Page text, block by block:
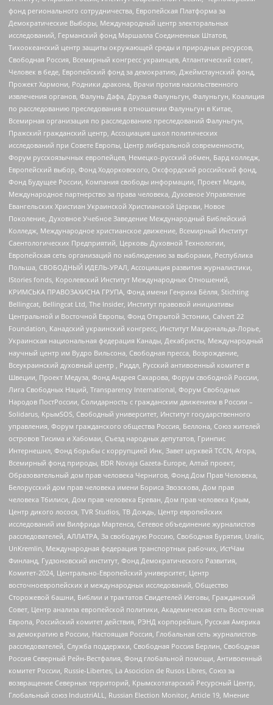
фонд регионального сотрудничества, Европейская Платформа за
Демократические Выборы, Международный центр электоральных
исследований, Германский фонд Маршалла Соединенных Штатов,
Тихоокеанский центр защиты окружающей среды и природных ресурсов,
Свободная Россия, Всемирный конгресс украинцев, Атлантический совет,
Человек в беде, Европейский фонд за демократию, Джеймстаунский фонд,
Прожект Хармони, Родники дракона, Врачи против насильственного
извлечения органов, Фалунь Дафа, Друзья Фалуньгун, Фалуньгун, Коалиция
по расследованию преследования в отношении Фалуньгун в Китае,
Всемирная организация по расследованию преследований Фалуньгун,
Пражский гражданский центр, Ассоциация школ политических
исследований при Совете Европы, Центр либеральной современности,
Форум русскоязычных европейцев, Немецко-русский обмен, Бард колледж,
Европейский выбор, Фонд Ходорковского, Оксфордский российский фонд,
Фонд Будущее России, Компания свободы информации, Проект Медиа,
Международное партнерство за права человека, Духовное Управление
Евангельских Христиан Украинской Христианской Церкви, Новое
Поколение, Духовное Учебное Заведение Международный Библейский
Колледж, Международное христианское движение, Всемирный Институт
Саентологических Предприятий, Церковь Духовной Технологии,
Европейская сеть организаций по наблюдению за выборами, Республика
Польша, СВОБОДНЫЙ ИДЕЛЬ-УРАЛ, Ассоциация развития журналистики,
IStories fonds, Королевский Институт Международных Отношений,
КРИМСЬКА ПРАВОЗАХИСНА ГРУПА, Фонд имени Генриха Бёлля, Stichting
Bellingcat, Bellingcat Ltd, The Insider, Институт правовой инициативы
Центральной и Восточной Европы, Фонд Открытой Эстонии, Calvert 22
Foundation, Канадский украинский конгресс, Институт Макдональда-Лорье,
Украинская национальная федерация Канады, Декабристы, Международный
научный центр им Вудро Вильсона, Свободная пресса, Возрождение,
Всеукраинский духовный центр , Риддл, Русский антивоенный комитет в
Швеции, Проект Медуза, Фонд Андрея Сахарова, Форум свободной России,
Лига Свободных Наций, Transparеncy International, Форум Свободных
Народов ПостРоссии, Солидарность с гражданским движением в России –
Solidarus, КрымSOS, Свободный университет, Институт государственного
управления, Форум гражданского общества Россия, Беллона, Союз жителей
островов Тисима и Хабомаи, Съезд народных депутатов, Гринпис
Интернешнл, Фонд борьбы с коррупцией Инк, Завет церквей TCCN, Агора,
Всемирный фонд природы, BDR Novaja Gazeta-Europe, Алтай проект,
Образовательный дом прав человека Чернигов, Фонд Дом Прав Человека,
Белорусский дом прав человека имени Бориса Звозскова, Дом прав
человека Тбилиси, Дом прав человека Ереван, Дом прав человека Крым,
Центр дикого лосося, TVR Studios, ТВ Дождь, Центр европейских
исследований им Вилфрида Мартенса, Сетевое объединение журналистов
расследователей, АЛЛАТРА, За свободную Россию, Свободная Бурятия, Uralic,
UnKremlin, Международная федерация транспортных рабочих, ИстЧам
Финланд, Гудзоновский институт, Фонд Демократического Развития,
Комитет-2024, Центрально-Европейский университет, Центр
восточноевропейских и международных исследований, Общество
Сторожевой башни, Библии и трактатов Свидетелей Иеговы, Гражданский
Совет, Центр анализа европейской политики, Академическая сеть Восточная
Европа, Российский комитет действия, РЭНД корпорейшн, Русская Америка
за демократию в России, Настоящая Россия, Глобальная сеть журналистов-
расследователей, Служба поддержки, Свободная Россия Берлин, Свободная
Россия Северный Рейн-Вестфалия, Фонд глобальной помощи, Антивоенный
комитет России, Russie-Libertes, La Asocicion de Rusos Libres, Союз за
возвращение Северных территорий, Крымскотатарский Ресурсный Центр,
Глобальный союз IndustriALL, Russian Election Monitor, Article 19, Мнение